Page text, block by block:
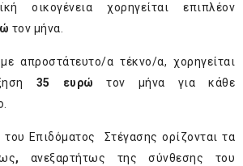
οικογένεια χορηγείται επιπλέον
τον μήνα.
απροστάτευτο/α τέκνο/α, χορηγείται
35 ευρώτον μήνα για κάθε
Επιδόματος Στέγασης ορίζονται τα
, ανεξαρτήτως της σύνθεσης του